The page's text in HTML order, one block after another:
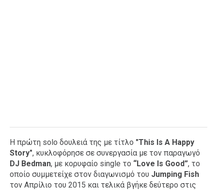
Η πρώτη solo δουλειά της με τίτλο "This Is A Happy
Story", κυκλοφόρησε σε συνεργασία με τον παραγωγό
DJ Bedman, με κορυφαίο single το “Love Is Good”, το
οποίο συμμετείχε στον διαγωνισμό του Jumping Fish
τον Απρίλιο του 2015 και τελικά βγήκε δεύτερο στις